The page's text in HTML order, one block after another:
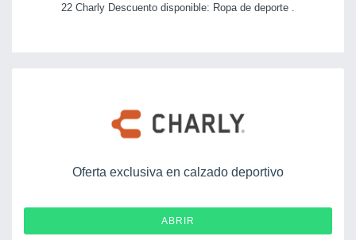
22 Charly Descuento disponible: Ropa de deporte .
Oferta exclusiva en calzado deportivo
ABRIR